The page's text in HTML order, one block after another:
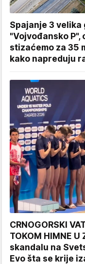
Spajanje 3
"Vojvođansko P",
stizaćemo za 35
kako napreduju
CRNOGORSKI
TOKOM HIMNE
skandalu na
Evo šta se krije